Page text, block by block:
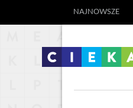
NAJNOWSZE